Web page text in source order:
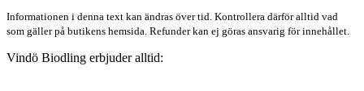
Informationen i denna text kan ändras över tid. Kontrollera därför alltid vad
som gäller på butikens hemsida. Refunder kan ej göras ansvarig för innehållet.
Vindö Biodling erbjuder alltid: